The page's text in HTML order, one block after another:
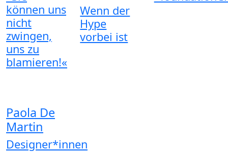
können uns
nicht
zwingen,
uns zu
blamieren!«
Wenn der
Hype
vorbei ist
Paola De
Martin
Designer*innen